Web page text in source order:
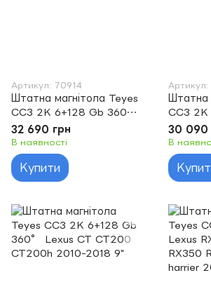
Артикул: 70914
Штатна магнітола Teyes
CC3 2K 6+128 Gb 360°
Lexus GS III 3 300 350
400 430 450H 460
2004-2011 9" (L3)
32 690 грн
В наявності
Купити
Артикул:
Штатна
CC3
Lexus
ES330
30 090
В